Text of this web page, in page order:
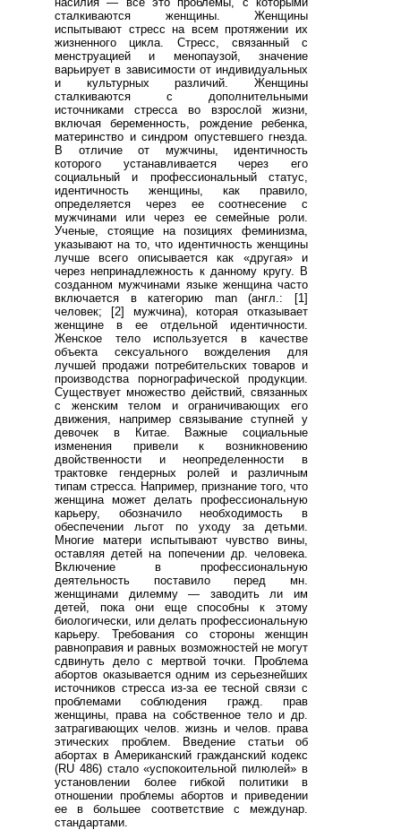
сталкиваются женщины. Женщины
испытывают стресс на всем протяжении их
жизненного цикла. Стресс, связанный с
менструацией и менопаузой, значение
варьирует в зависимости от индивидуальных
и культурных различий. Женщины
сталкиваются с дополнительными
источниками стресса во взрослой жизни,
включая беременность, рождение ребенка,
материнство и синдром опустевшего гнезда.
В отличие от мужчины, идентичность
которого устанавливается через его
социальный и профессиональный статус,
идентичность женщины, как правило,
определяется через ее соотнесение с
мужчинами или через ее семейные роли.
Ученые, стоящие на позициях феминизма,
указывают на то, что идентичность женщины
лучше всего описывается как «другая» и
через непринадлежность к данному кругу. В
созданном мужчинами языке женщина часто
включается в категорию man (англ.: [1]
человек; [2] мужчина), которая отказывает
женщине в ее отдельной идентичности.
Женское тело используется в качестве
объекта сексуального вожделения для
лучшей продажи потребительских товаров и
производства порнографической продукции.
Существует множество действий, связанных
с женским телом и ограничивающих его
движения, например связывание ступней у
девочек в Китае. Важные социальные
изменения привели к возникновению
двойственности и неопределенности в
трактовке гендерных ролей и различным
типам стресса. Например, признание того, что
женщина может делать профессиональную
карьеру, обозначило необходимость в
обеспечении льгот по уходу за детьми.
Многие матери испытывают чувство вины,
оставляя детей на попечении др. человека.
Включение в профессиональную
деятельность поставило перед мн.
женщинами дилемму — заводить ли им
детей, пока они еще способны к этому
биологически, или делать профессиональную
карьеру. Требования со стороны женщин
равноправия и равных возможностей не могут
сдвинуть дело с мертвой точки. Проблема
абортов оказывается одним из серьезнейших
источников стресса из-за ее тесной связи с
проблемами соблюдения гражд. прав
женщины, права на собственное тело и др.
затрагивающих челов. жизнь и челов. права
этических проблем. Введение статьи об
абортах в Американский гражданский кодекс
(RU 486) стало «успокоительной пилюлей» в
установлении более гибкой политики в
отношении проблемы абортов и приведении
ее в большее соответствие с междунар.
стандартами.